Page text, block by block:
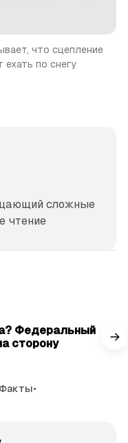
что сцепление
по снегу
сложные
чтение
Федеральный
сторону
Факты•